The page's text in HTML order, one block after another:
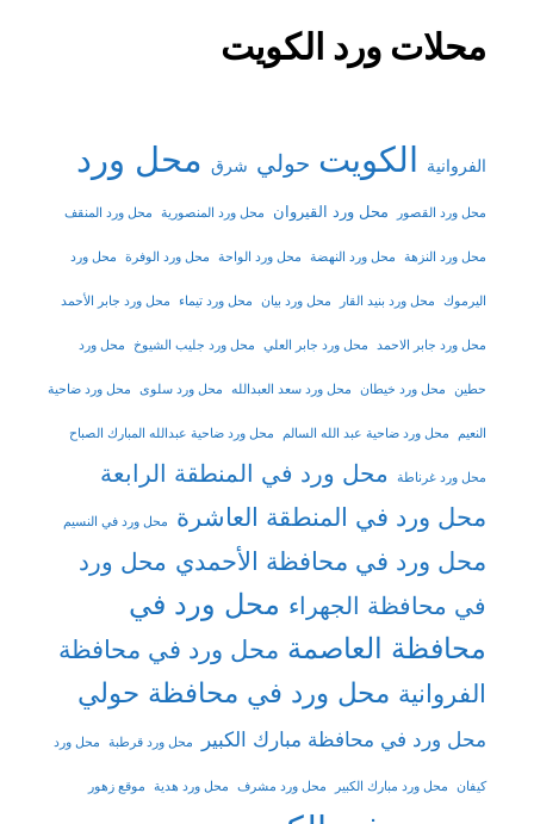
محلات ورد الكويت
الفروانية الكويت حولي شرق محل ورد
محل ورد القصور محل ورد القيروان محل ورد المنصورية محل ورد المنقف
محل ورد النزهة محل ورد النهضة محل ورد الواحة محل ورد الوفرة محل ورد
اليرموك محل ورد بنيد القار محل ورد بيان محل ورد تيماء محل ورد جابر الأحمد
محل ورد جابر الاحمد محل ورد جابر العلي محل ورد جليب الشيوخ محل ورد
حطين محل ورد خيطان محل ورد سعد العبدالله محل ورد سلوى محل ورد ضاحية
النعيم محل ورد ضاحية عبد الله السالم محل ورد ضاحية عبدالله المبارك الصباح
محل ورد غرناطة
محل ورد في المنطقة الرابعة
محل ورد في المنطقة العاشرة
محل ورد في النسيم
محل ورد في محافظة الأحمدي محل ورد
في محافظة الجهراء محل ورد في
محافظة العاصمة محل ورد في محافظة
الفروانية محل ورد في محافظة حولي
محل ورد في محافظة مبارك الكبير محل ورد قرطبة محل ورد
كيفان محل ورد مبارك الكبير محل ورد مشرف محل ورد هدية موقع زهور